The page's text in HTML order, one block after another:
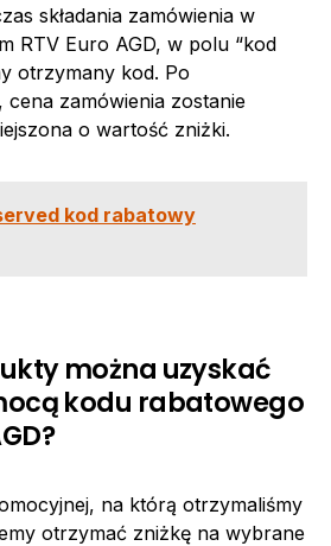
składania zamówienia w
RTV Euro AGD, w polu “kod
otrzymany kod. Po
zamówienia zostanie
o wartość zniżki.
kod rabatowy
można uzyskać
kodu rabatowego
na którą otrzymaliśmy
otrzymać zniżkę na wybrane